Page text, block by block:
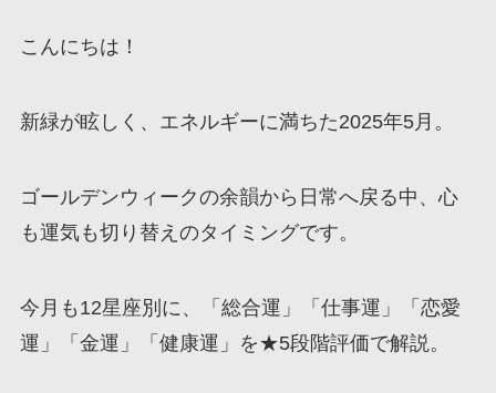
こんにちは！
新緑が眩しく、エネルギーに満ちた2025年5月。
ゴールデンウィークの余韻から日常へ戻る中、心
も運気も切り替えのタイミングです。
今月も12星座別に、「総合運」「仕事運」「恋愛
運」「金運」「健康運」を★5段階評価で解説。